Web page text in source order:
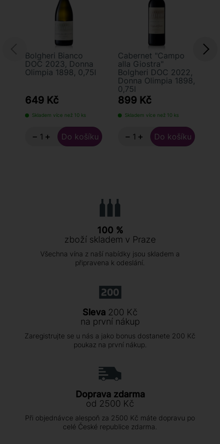
Bolgheri Bianco
DOC 2023, Donna
Olimpia 1898, 0,75l
649 Kč
Skladem více než 10 ks
− +
Cabernet "Campo
alla Giostra"
Bolgheri DOC 2022,
Donna Olimpia 1898,
0,75l
899 Kč
Skladem více než 10 ks
− +
100 %
zboží skladem v Praze
Všechna vína z naší nabídky jsou skladem a
připravena k odeslání.
Sleva 200 Kč
na první nákup
Zaregistrujte se u nás a jako bonus dostanete 200 Kč
poukaz na první nákup.
Doprava zdarma
od 2500 Kč
Při objednávce alespoň za 2500 Kč máte dopravu po
celé České republice zdarma.